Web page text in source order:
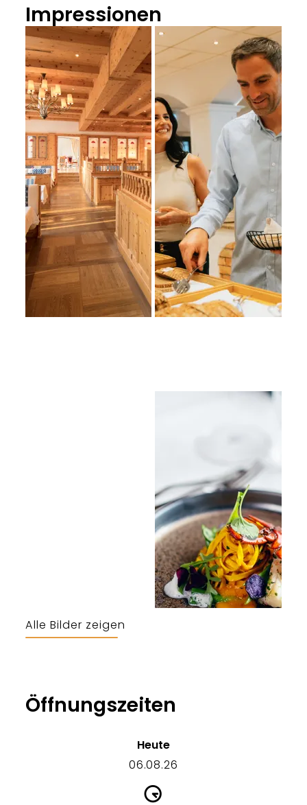
Impressionen
Alle Bilder zeigen
Öffnungszeiten
Heute
06.08.26